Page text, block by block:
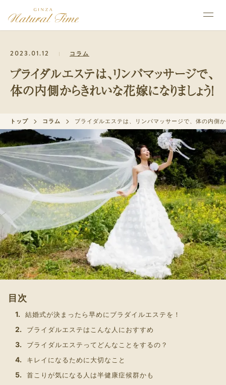
2023.01.12 コラム
ブライダルエステは、リンパマッサージで、
体の内側からきれいな花嫁になりましょう！
トップ コラム ブライダルエステは、リンパマッサージで、体の内側
目次
結婚式が決まったら早めにブラダイルエステを！
ブライダルエステはこんな人におすすめ
ブライダルエステってどんなことをするの？
キレイになるために大切なこと
首こりが気になる人は半健康症候群かも